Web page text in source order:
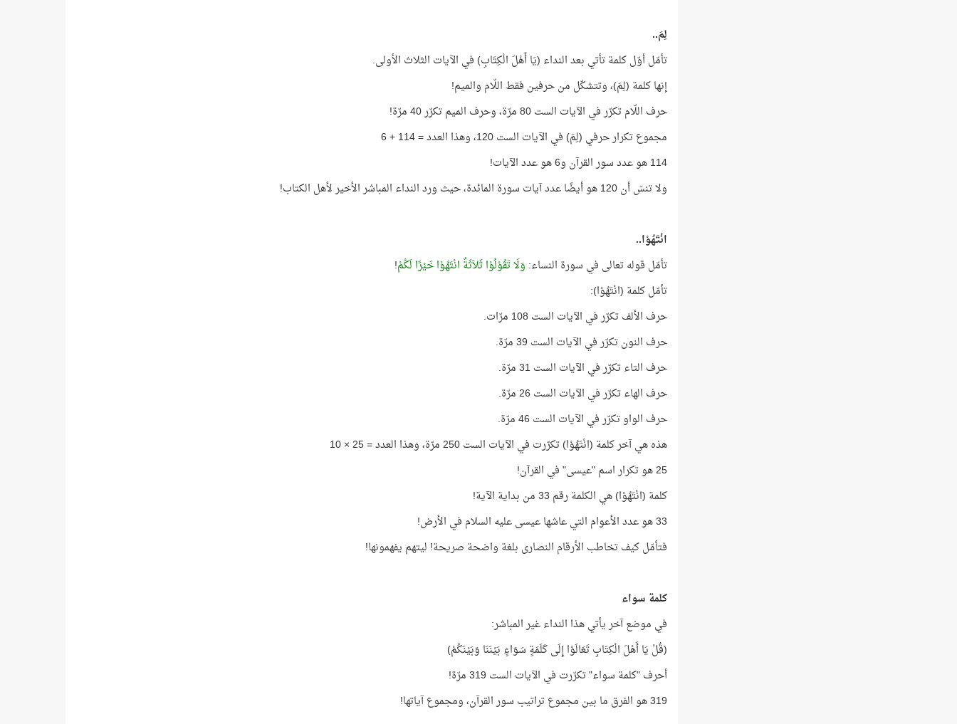
لِمَ..
تأمّل أوّل كلمة تأتي بعد النداء (يَا أَهْلَ الْكِتَابِ) في الآيات الثلاث الأولى.
إنها كلمة (لِمَ)، وتتشكّل من حرفين فقط اللّام والميم!
حرف اللّام تكرّر في الآيات الست 80 مرّة، وحرف الميم تكرّر 40 مرّة!
مجموع تكرار حرفي (لِمَ) في الآيات الست 120، وهذا العدد = 114 + 6
114 هو عدد سور القرآن و6 هو عدد الآيات!
ولا تنسَ أن 120 هو أيضًا عدد آيات سورة المائدة، حيث ورد النداء المباشر الأخير لأهل الكتاب!
انْتَهُوْا..
تأمّل قوله تعالى في سورة النساء: وَلَا تَقُوْلُوْا ثَلاَثَةٌ انْتَهُوْا خَيْرًا لَكُمْ!
تأمّل كلمة (انْتَهُوْا):
حرف الألف تكرّر في الآيات الست 108 مرّات.
حرف النون تكرّر في الآيات الست 39 مرّة.
حرف التاء تكرّر في الآيات الست 31 مرّة.
حرف الهاء تكرّر في الآيات الست 26 مرّة.
حرف الواو تكرّر في الآيات الست 46 مرّة.
هذه هي آخر كلمة (انْتَهُوْا) تكرّرت في الآيات الست 250 مرّة، وهذا العدد = 25 × 10
25 هو تكرار اسم "عيسى" في القرآن!
كلمة (انْتَهُوْا) هي الكلمة رقم 33 من بداية الآية!
33 هو عدد الأعوام التي عاشها عيسى عليه السلام في الأرض!
فتأمّل كيف تخاطب الأرقام النصارى بلغة واضحة صريحة! ليتهم يفهمونها!
كلمة سواء
في موضع آخر يأتي هذا النداء غير المباشر:
(قُلْ يَا أَهْلَ الْكِتَابِ تَعَالَوْا إِلَى كَلَمَةٍ سَوَاءٍ بَيْنَنَا وَبَيْنَكُمْ)
أحرف "كلمة سواء" تكرّرت في الآيات الست 319 مرّة!
319 هو الفرق ما بين مجموع تراتيب سور القرآن، ومجموع آياتها!